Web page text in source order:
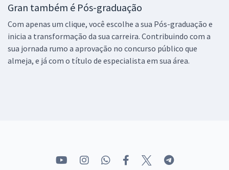
Gran também é Pós-graduação
Com apenas um clique, você escolhe a sua Pós-graduação e
inicia a transformação da sua carreira. Contribuindo com a
sua jornada rumo a aprovação no concurso público que
almeja, e já com o título de especialista em sua área.